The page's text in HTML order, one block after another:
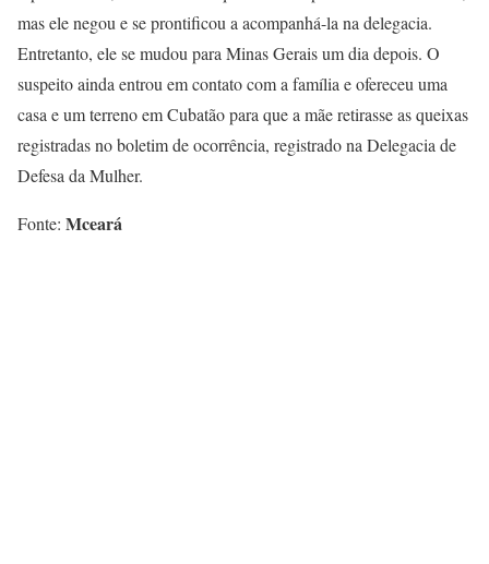
mas ele negou e se prontificou a acompanhá-la na delegacia.
Entretanto, ele se mudou para Minas Gerais um dia depois. O
suspeito ainda entrou em contato com a família e ofereceu uma
casa e um terreno em Cubatão para que a mãe retirasse as queixas
registradas no boletim de ocorrência, registrado na Delegacia de
Defesa da Mulher.
Fonte: Mceará